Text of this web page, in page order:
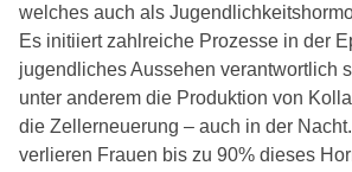
welches auch als
Es initiiert zahlreiche Prozesse in der
jugendliches Aussehen verantwortlich
unter anderem die Produktion von
die Zellerneuerung – auch in der
verlieren Frauen bis zu 90% dieses